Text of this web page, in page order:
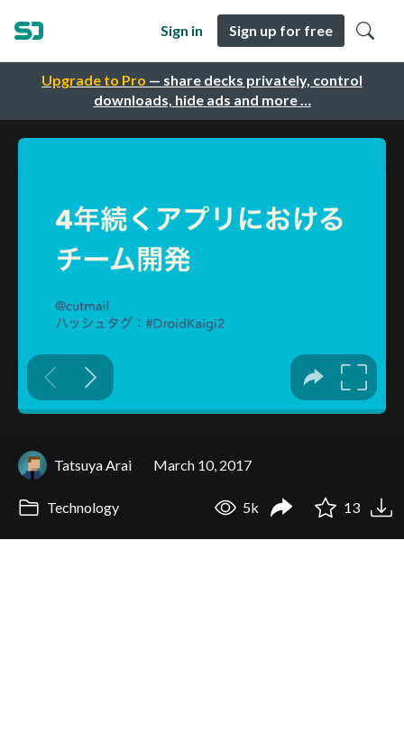
Upgrade to Pro — share decks privately, control
downloads, hide ads and more …
Sign in Sign up for free
Tatsuya Arai March 10, 2017
Technology 5k 13